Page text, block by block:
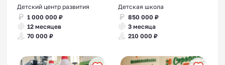
Детский центр развития
1 000 000 ₽
12 месяцев
70 000 ₽
Детская школа
850 000 ₽
3 месяца
210 000 ₽